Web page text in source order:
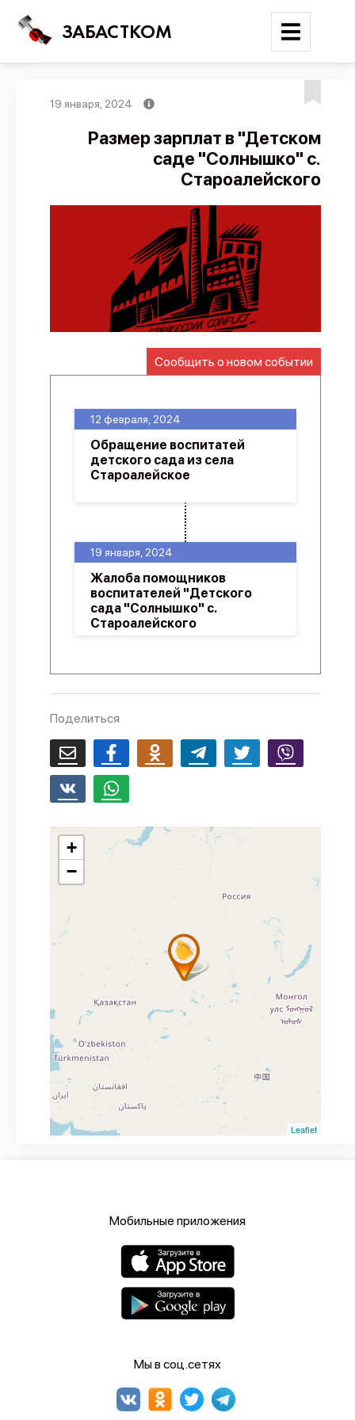
ЗАБАСТКОМ
Поиск
Новости
Карта событий
Трудовые конфликты
Отчеты
Предложить публикацию
Справочник
API
О проекте
19 января, 2024
Размер зарплат в "Детском
саде "Солнышко" с.
Староалейского
Сообщить о новом событии
19 января, 2024
Жалоба помощников
воспитателей "Детского
сада "Солнышко" с.
Староалейского
12 февраля, 2024
Обращение воспитатей
детского сада из села
Староалейское
Поделиться
+
−
Leaflet
Мобильные приложения
Мы в соц.сетях